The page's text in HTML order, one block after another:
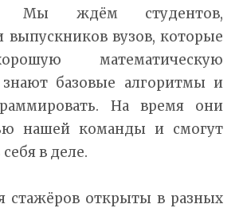
Мы ждём студентов,
выпускников вузов, которые
математическую
знают базовые алгоритмы и
На время они
нашей команды и смогут
в деле.
стажёров открыты в разных